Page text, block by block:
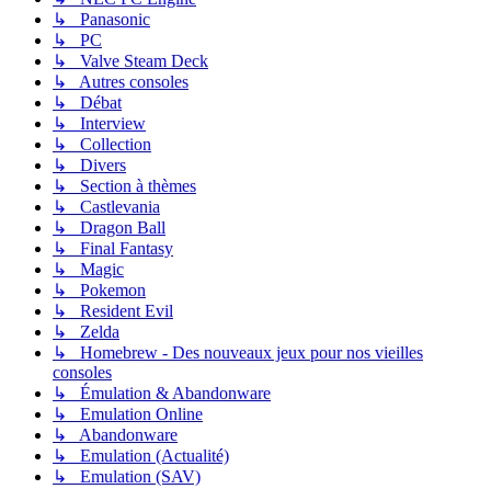
↳ Panasonic
↳ PC
↳ Valve Steam Deck
↳ Autres consoles
↳ Débat
↳ Interview
↳ Collection
↳ Divers
↳ Section à thèmes
↳ Castlevania
↳ Dragon Ball
↳ Final Fantasy
↳ Magic
↳ Pokemon
↳ Resident Evil
↳ Zelda
↳ Homebrew - Des nouveaux jeux pour nos vieilles
consoles
↳ Émulation & Abandonware
↳ Emulation Online
↳ Abandonware
↳ Emulation (Actualité)
↳ Emulation (SAV)